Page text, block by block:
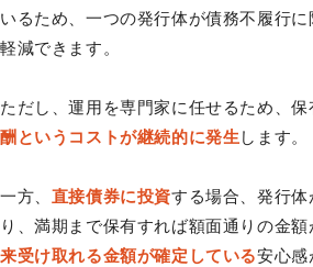
いるため、一つの発行体が債務不履行
軽減できます。
ただし、運用を専門家に任せるため、
酬というコストが継続的に発生 します。
一方、 直接債券に投資する場合、発行
り、満期まで保有すれば額面通りの金
来受け取れる金額が確定している安心感